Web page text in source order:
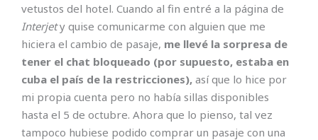
vetustos del hotel. Cuando al fin entré a la página de
Interjety quise comunicarme con alguien que me
hiciera el cambio de pasaje, me llevé la sorpresa de
tener el chat bloqueado (por supuesto, estaba en
cuba el país de la restricciones), así que lo hice por
mi propia cuenta pero no había sillas disponibles
hasta el 5 de octubre. Ahora que lo pienso, tal vez
tampoco hubiese podido comprar un pasaje con una